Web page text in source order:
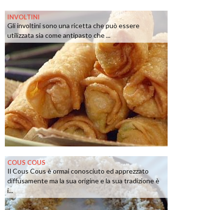
INVOLTINI
Gli involtini sono una ricetta che può essere
utilizzata sia come antipasto che ...
COUS COUS
Il Cous Cous è ormai conosciuto ed apprezzato
diffusamente ma la sua origine e la sua tradizione è
i...